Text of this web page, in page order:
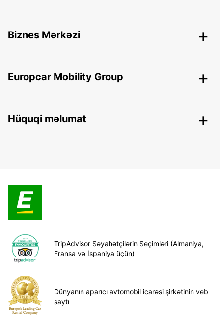
Biznes Mərkəzi
Europcar Mobility Group
Hüquqi məlumat
TripAdvisor Səyahətçilərin Seçimləri (Almaniya,
Fransa və İspaniya üçün)
Dünyanın aparıcı avtomobil icarəsi şirkətinin veb
saytı